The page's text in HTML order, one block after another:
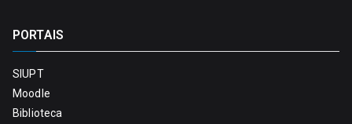
PORTAIS
SIUPT
Moodle
Biblioteca